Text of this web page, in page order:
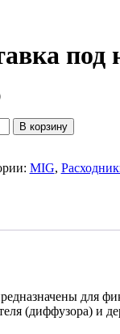
под
В корзину
MIG,
для
(диффузора) и